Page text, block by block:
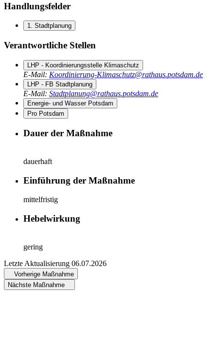
Handlungsfelder
1. Stadtplanung
Verantwortliche Stellen
LHP - Koordinierungsstelle Klimaschutz
E-Mail: Koordinierung-Klimaschutz@rathaus.potsdam.de
LHP - FB Stadtplanung
E-Mail: Stadtplanung@rathaus.potsdam.de
Energie- und Wasser Potsdam
Pro Potsdam
Dauer der Maßnahme
dauerhaft
Einführung der Maßnahme
mittelfristig
Hebelwirkung
gering
Letzte Aktualisierung 06.07.2026
Vorherige Maßnahme
Nächste Maßnahme